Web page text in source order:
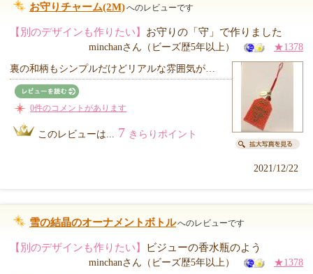
お守りチャーム(2M)へのレビューです
【別のデザインも作りたい】 お守りの「守」で作りました
minchanさん（ビーズ歴5年以上） ★1378
裏の和柄もシンプルだけどリアルな雰囲気が…
0件のコメントがあります
このレビューは... 7 きらりポイント
2021/12/22
雪の結晶のオーナメントボトルへのレビューです
【別のデザインも作りたい】 ビジューの香水瓶のよう
minchanさん（ビーズ歴5年以上） ★1378